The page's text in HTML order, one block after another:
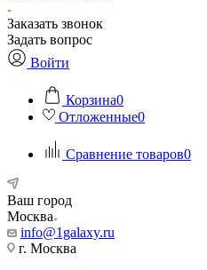
Заказать звонок
Задать вопрос
Войти
Корзина0
Отложенные0
Сравнение товаров0
Ваш город
Москва
info@1galaxy.ru
г. Москва